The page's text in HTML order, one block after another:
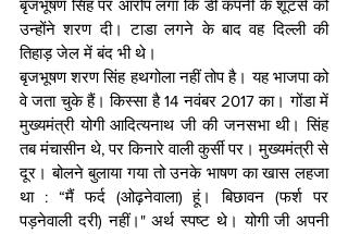
बृजभूषण सिंह पर आरोप लगा कि डी कंपनी के शूटर्स को
उन्होंने शरण दी। टाडा लगने के बाद वह दिल्ली की
तिहाड़ जेल में बंद भी थे।
बृजभूषण शरण सिंह हथगोला नहीं तोप है। यह भाजपा को
वे जता चुके हैं। किस्सा है 14 नवंबर 2017 का। गोंडा में
मुख्यमंत्री योगी आदित्यनाथ जी की जनसभा थी। सिंह
तब मंचासीन थे, पर किनारे वाली कुर्सी पर। मुख्यमंत्री से
दूर। बोलने बुलाया गया तो उनके भाषण का खास लहजा
था : “मैं फर्द (ओढ़नेवाला) हूं। बिछावन (फर्श पर
पड़नेवाली दरी) नहीं।" अर्थ स्पष्ट थे। योगी जी अपनी